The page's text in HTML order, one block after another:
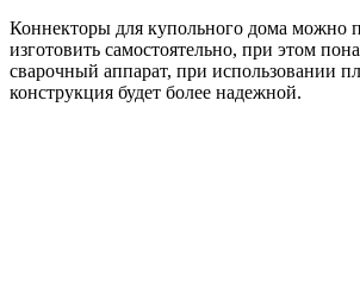
Коннекторы для купольного дома можно
изготовить самостоятельно, при этом
сварочный аппарат, при использовании
конструкция будет более надежной.